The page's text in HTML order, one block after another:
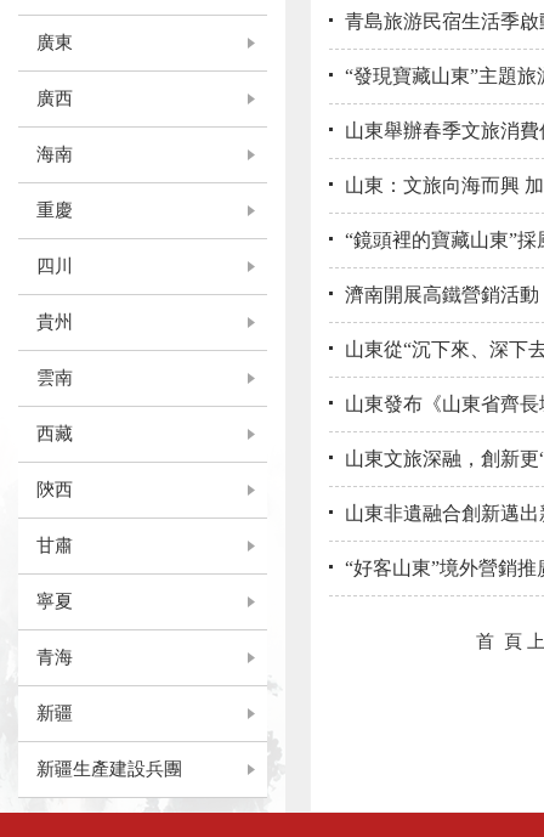
廣東
廣西
海南
重慶
四川
貴州
雲南
西藏
陝西
甘肅
寧夏
青海
新疆
新疆生產建設兵團
青島旅游民宿生活季啟
“發現寶藏山東”主題旅
山東舉辦春季文旅消
山東：文旅向海而興
“鏡頭裡的寶藏山東”
濟南開展高鐵營銷活動
山東從“沉下來、深下
山東發布《山東省齊
山東文旅深融，創新更
山東非遺融合創新邁出
“好客山東”境外營銷推
首 頁